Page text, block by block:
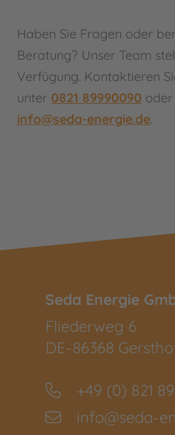
Haben Sie Fragen oder
Beratung? Unser Team
Verfügung. Kontaktieren
unter 0821 89990090
info@seda-energie.de.
Seda Energie
Fliederweg 6
DE-86368
+49 (0) 821
info@seda-